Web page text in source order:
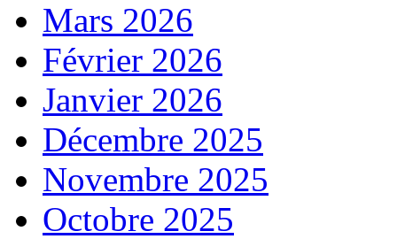
Mars 2026
Février 2026
Janvier 2026
Décembre 2025
Novembre 2025
Octobre 2025